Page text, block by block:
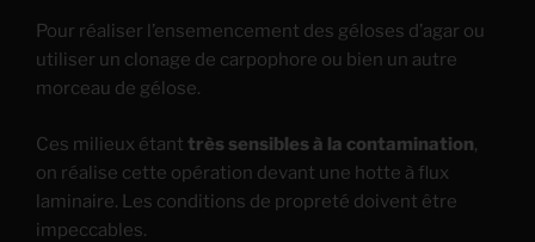
Pour réaliser l’ensemencement des géloses d’agar ou
utiliser un clonage de carpophore ou bien un autre
morceau de gélose.
Ces milieux étant très sensibles à la contamination,
on réalise cette opération devant une hotte à flux
laminaire. Les conditions de propreté doivent être
impeccables.